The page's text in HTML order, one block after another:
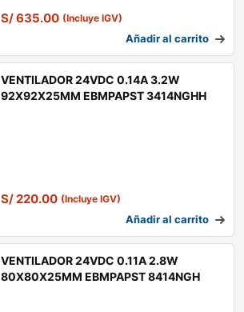
S/635.00 (Incluye IGV)
Añadir al carrito
VENTILADOR 24VDC 0.14A 3.2W
92X92X25MM EBMPAPST 3414NGHH
S/220.00 (Incluye IGV)
Añadir al carrito
VENTILADOR 24VDC 0.11A 2.8W
80X80X25MM EBMPAPST 8414NGH